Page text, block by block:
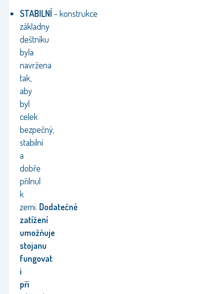
STABILNÍ -konstrukce
základny
deštníku
byla
navržena
tak,
aby
byl
celek
bezpečný,
stabilní
a
dobře
přilnul
k
zemi. Dodatečné
zatížení
umožňuje
stojanu
fungovat
i
při